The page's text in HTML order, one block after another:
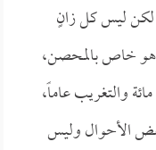
لكن ليس كل زانٍ
هو خاص بالمحصن،
والتغريب عاماً،
الأحوال وليس